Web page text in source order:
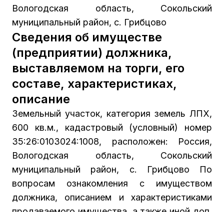
Вологодская область, Сокольский
муниципальный район, с. Грибцово
Сведения об имуществе
(предприятии) должника,
выставляемом на торги, его
составе, характеристиках,
описание
Земельный участок, категория земель ЛПХ,
600 кв.м., кадастровый (условный) номер
35:26:0103024:1008, расположен: Россия,
Вологодская область, Сокольский
муниципальный район, с. Грибцово По
вопросам ознакомления с имуществом
должника, описанием и характеристиками